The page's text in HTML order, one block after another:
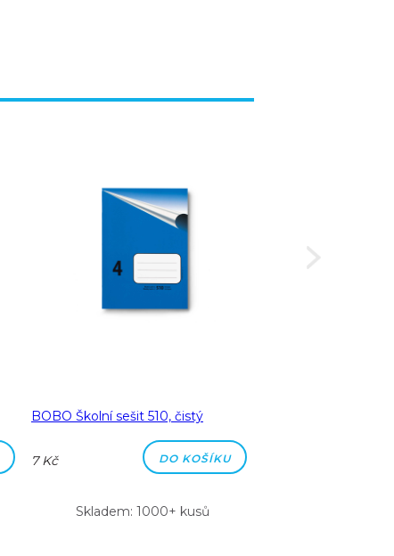
BOBO Školní sešit 510, čistý
7 Kč DO KOŠÍKU
Skladem: 1000+ kusů